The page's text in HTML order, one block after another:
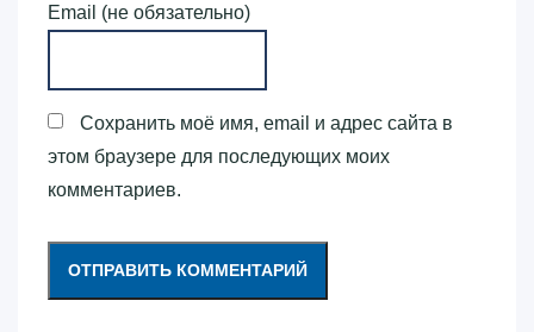
Email (не обязательно)
Сохранить моё имя, email и адрес сайта в
этом браузере для последующих моих
комментариев.